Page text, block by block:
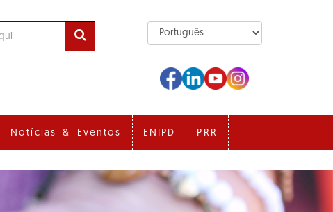
Notícias & Eventos ENIPD PRR